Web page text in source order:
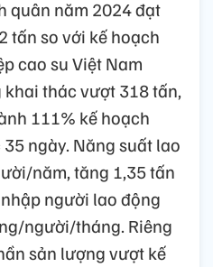
quân năm 2024 đạt
tấn so với kế hoạch
cao su Việt Nam
thác vượt 318 tấn,
111% kế hoạch
ngày. Năng suất lao
năm, tăng 1,35 tấn
người lao động
người/tháng. Riêng
sản lượng vượt kế